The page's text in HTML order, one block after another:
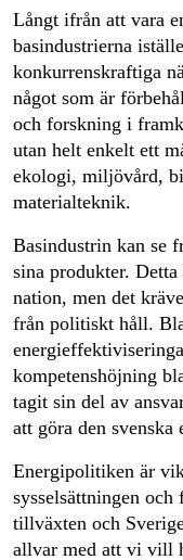
Långt ifrån att vara
basindustrierna
konkurrenskraftiga
något som är
och forskning i
utan helt enkelt ett
ekologi, miljövård,
materialteknik.
Basindustrin kan se
sina produkter.
nation, men det
från politiskt håll.
kompetenshöjning
tagit sin del av
att göra den svenska
Energipolitiken är
sysselsättningen
tillväxten och
allvar med att vi vill